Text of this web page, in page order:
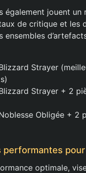
également jouent un
de critique et les
ensembles
Strayer
Strayer + 2
Obligée + 2
pour
optimale,